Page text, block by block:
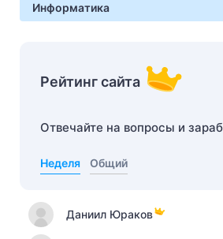
Информатика
Рейтинг сайта
Отвечайте на вопросы и
Неделя Общий
Даниил Юраков